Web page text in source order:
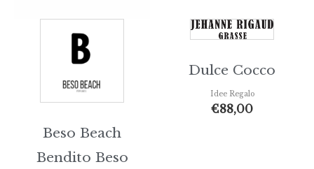
Beso Beach
Bendito Beso
Dulce Cocco
Idee Regalo
€88,00